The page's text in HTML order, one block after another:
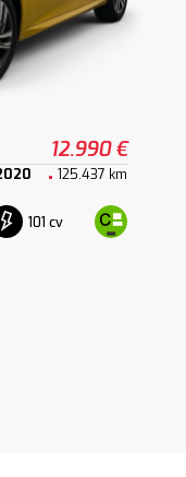
12.990 €
125.437 km
101 cv